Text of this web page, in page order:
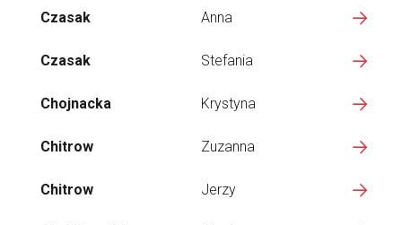
Czasak Anna
Czasak Stefania
Chojnacka Krystyna
Chitrow Zuzanna
Chitrow Jerzy